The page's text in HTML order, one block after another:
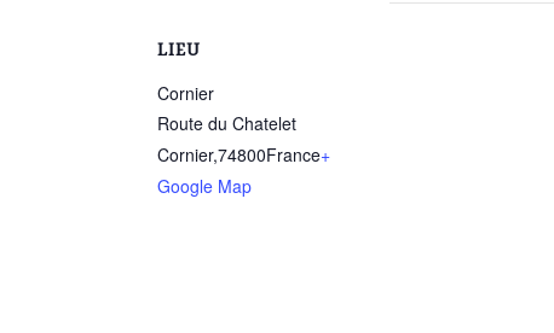
LIEU
Cornier
Route du Chatelet
Cornier,74800France+
Google Map